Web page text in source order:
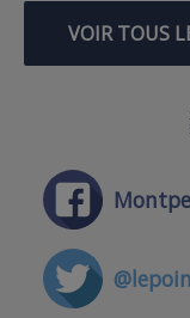
VOIR TOUS